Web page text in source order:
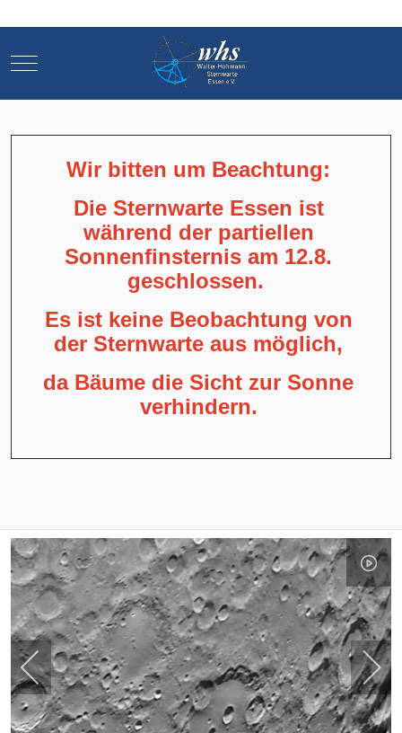
Mobile Menu Toggle
Wir bitten um Beachtung:
Die Sternwarte Essen ist
während der partiellen
Sonnenfinsternis am 12.8.
geschlossen.
Es ist keine Beobachtung von
der Sternwarte aus möglich,
da Bäume die Sicht zur Sonne
verhindern.